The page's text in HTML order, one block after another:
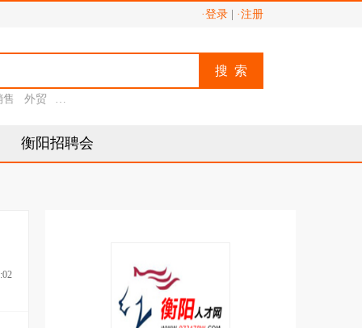
·登录 ·注册
搜 索
售 外贸 助理
衡阳招聘会